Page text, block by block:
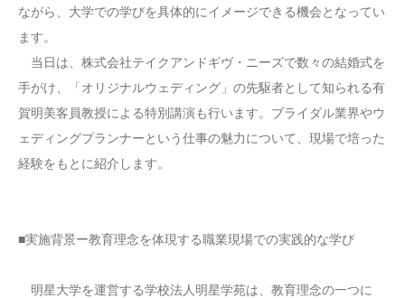
ながら、大学での学びを具体的にイメージできる機会となってい
ます。
当日は、株式会社テイクアンドギヴ・ニーズで数々の結婚式を
手がけ、「オリジナルウェディング」の先駆者として知られる有
賀明美客員教授による特別講演も行います。ブライダル業界やウ
ェディングプランナーという仕事の魅力について、現場で培った
経験をもとに紹介します。
■実施背景ー教育理念を体現する職業現場での実践的な学び
明星大学を運営する学校法人明星学苑は、教育理念の一つに